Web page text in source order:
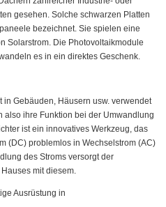
gesehen. Solche schwarzen Platten
bezeichnet. Sie spielen eine
Solarstrom. Die Photovoltaikmodule
es in ein direktes Geschenk.
in Gebäuden, Häusern usw. verwendet
ihre Funktion bei der Umwandlung
ist ein innovatives Werkzeug, das
(DC) problemlos in Wechselstrom (AC)
des Stroms versorgt der
mit diesem.
Ausrüstung in